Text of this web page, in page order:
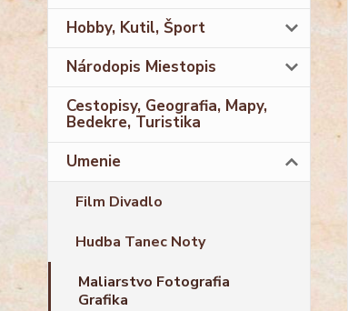
Hobby, Kutil, Šport
Národopis Miestopis
Cestopisy, Geografia, Mapy,
Bedekre, Turistika
Umenie
Film Divadlo
Hudba Tanec Noty
Maliarstvo Fotografia
Grafika